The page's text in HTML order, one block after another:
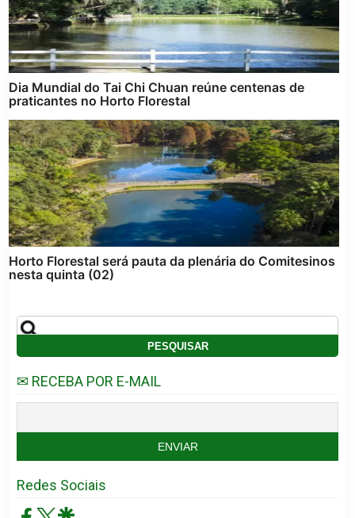
Dia Mundial do Tai Chi Chuan reúne centenas de
praticantes no Horto Florestal
Horto Florestal será pauta da plenária do Comitesinos
nesta quinta (02)
✉ RECEBA POR E-MAIL
Redes Sociais